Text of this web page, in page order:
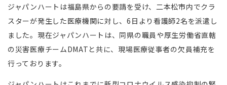
ジャパンハートは福島県からの要請を受け、二本松市内でクラ
スターが発生した医療機関に対し、6日より看護師2名を派遣し
ました。現在ジャパンハートは、同県の職員や厚生労働省直轄
の災害医療チームDMATと共に、現場医療従事者の欠員補充を
行っております。